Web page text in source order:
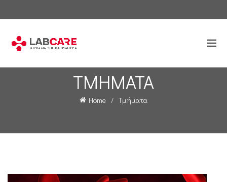
ΤΜΉΜΑΤΑ
Home Τμήματα